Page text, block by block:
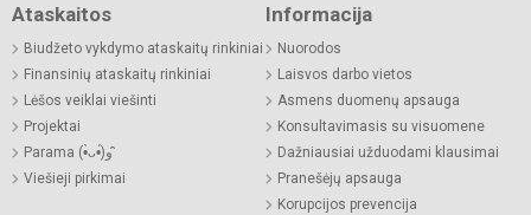
Ataskaitos
Biudžeto vykdymo ataskaitų rinkiniai
Finansinių ataskaitų rinkiniai
Lėšos veiklai viešinti
Projektai
Parama (•̀ᴗ•́)و ̑̑
Viešieji pirkimai
Informacija
Nuorodos
Laisvos darbo vietos
Asmens duomenų apsauga
Konsultavimasis su visuomene
Dažniausiai užduodami klausimai
Pranešėjų apsauga
Korupcijos prevencija